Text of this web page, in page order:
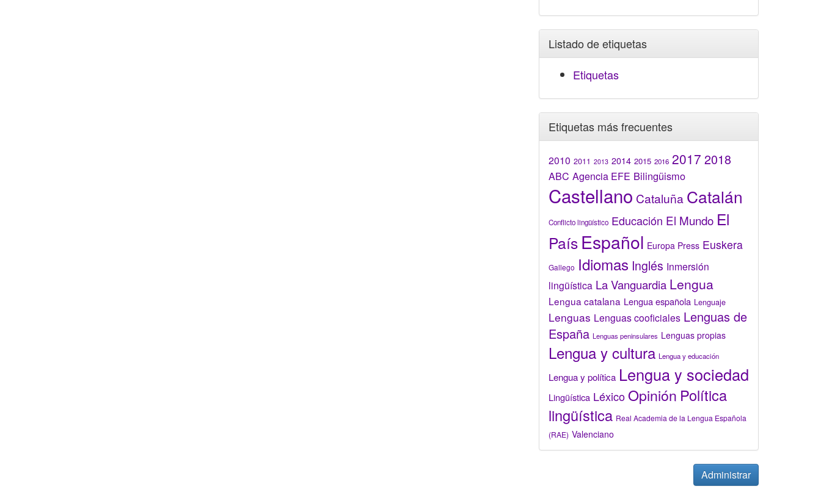
Listado de etiquetas
Etiquetas
Etiquetas más frecuentes
2010 2011 2013 2014 2015 2016 2017 2018
ABC Agencia EFE Bilingüismo
Castellano Cataluña Catalán
Conflicto lingüístico Educación El Mundo El
País Español Europa Press Euskera
Gallego Idiomas Inglés Inmersión
lingüística La Vanguardia Lengua
Lengua catalana Lengua española Lenguaje
Lenguas Lenguas cooficiales Lenguas de
España Lenguas peninsulares Lenguas propias
Lengua y cultura Lengua y educación
Lengua y política Lengua y sociedad
Lingüística LéxicoOpinión Política
lingüística Real Academia de la Lengua Española
(RAE) Valenciano
Administrar